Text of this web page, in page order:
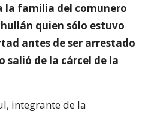
la familia del comunero
quien sólo estuvo
antes de ser arrestado
salió de la cárcel de la
integrante de la